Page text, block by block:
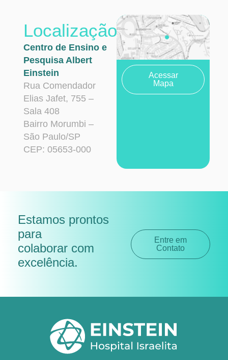
Localização
Centro de Ensino e
Pesquisa Albert
Einstein
Rua Comendador
Elias Jafet, 755 –
Sala 408
Bairro Morumbi –
São Paulo/SP
CEP: 05653-000
Acessar
Mapa
Estamos prontos
para
colaborar com
excelência.
Entre em
Contato